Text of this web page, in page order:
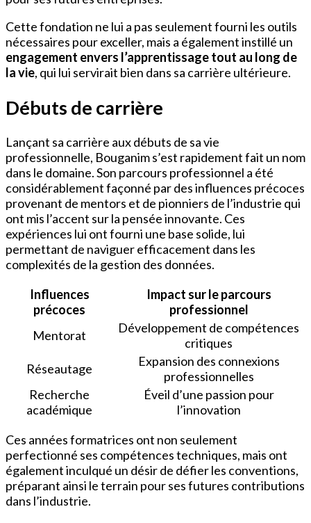
Cette fondation ne lui a pas seulement fourni les outils
nécessaires pour exceller, mais a également instillé un
engagement envers l’apprentissage tout au long de
la vie, qui lui servirait bien dans sa carrière ultérieure.
Débuts de carrière
Lançant sa carrière aux débuts de sa vie
professionnelle, Bouganim s’est rapidement fait un nom
dans le domaine. Son parcours professionnel a été
considérablement façonné par des influences précoces
provenant de mentors et de pionniers de l’industrie qui
ont mis l’accent sur la pensée innovante. Ces
expériences lui ont fourni une base solide, lui
permettant de naviguer efficacement dans les
complexités de la gestion des données.
Influences
précoces
Impact sur le parcours
professionnel
Mentorat
Développement de compétences
critiques
Réseautage
Expansion des connexions
professionnelles
Recherche
académique
Éveil d’une passion pour
l’innovation
Ces années formatrices ont non seulement
perfectionné ses compétences techniques, mais ont
également inculqué un désir de défier les conventions,
préparant ainsi le terrain pour ses futures contributions
dans l’industrie.